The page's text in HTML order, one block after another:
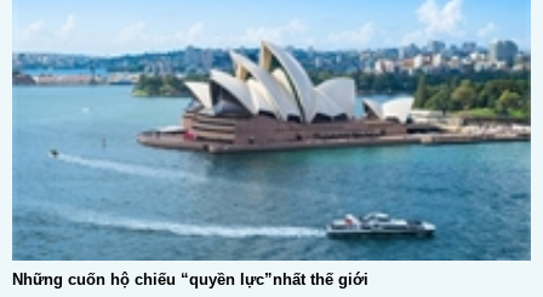
Những cuốn hộ chiếu “quyền lực”nhất thế giới